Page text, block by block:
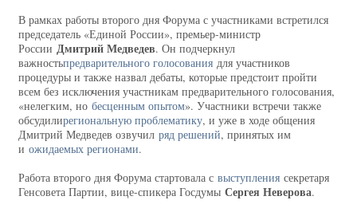
В рамках работы второго дня Форума с участниками встретился
председатель «Единой России», премьер-министр
России Дмитрий Медведев. Он подчеркнул
важностьпредварительного голосования для участников
процедуры и также назвал дебаты, которые предстоит пройти
всем без исключения участникам предварительного голосования,
«нелегким, но бесценным опытом». Участники встречи также
обсудилирегиональную проблематику, и уже в ходе общения
Дмитрий Медведев озвучил ряд решений, принятых им
и ожидаемых регионами.
Работа второго дня Форума стартовала с выступления секретаря
Генсовета Партии, вице-спикера Госдумы Сергея Неверова.